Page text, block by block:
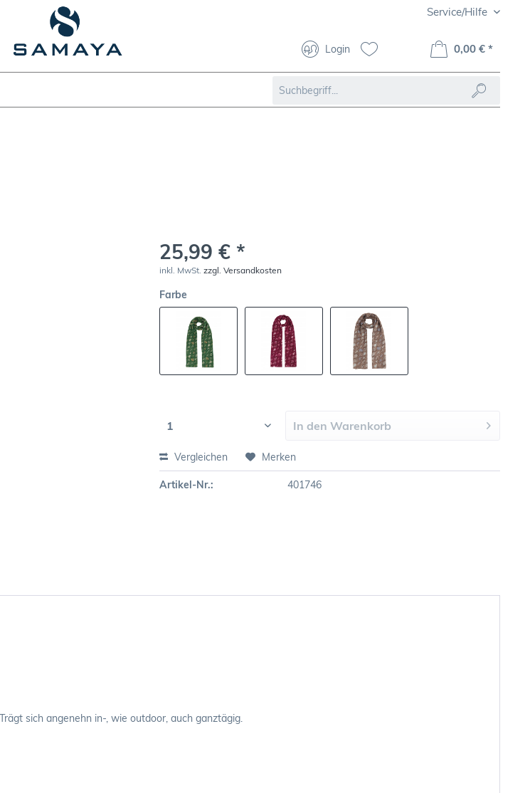
Service/Hilfe
Login 0,00 € *
25,99 € *
inkl. MwSt.zzgl. Versandkosten
Farbe
In den Warenkorb
Vergleichen Merken
Artikel-Nr.: 401746
sich angenehn in-, wie outdoor, auch ganztägig.